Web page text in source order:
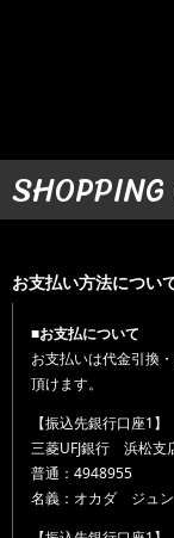
お支払い方法につい
■お支払について
お支払いは代金引換
頂けます。
【振込先銀行口座1】
三菱UFJ銀行 浜松支
普通：4948955
名義：オカダ ジュン